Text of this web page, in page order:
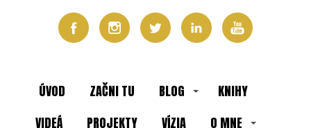
ÚVOD ZAČNI TU BLOG
KNIHY
VIDEÁ
PROJEKTY VÍZIA
O MNE